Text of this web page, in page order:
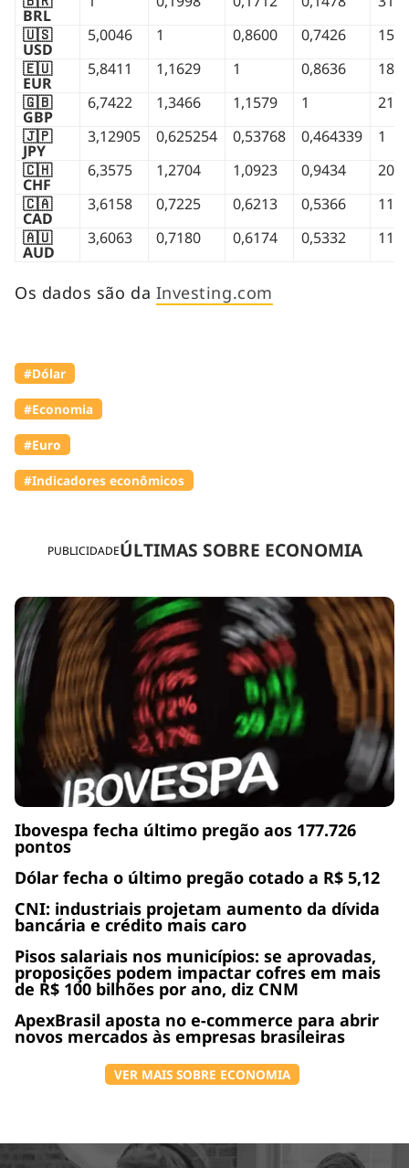
PUBLICIDADEÚLTIMAS SOBRE ECONOMIA
Ibovespa fecha último pregão aos 177.726
pontos
Dólar fecha o último pregão cotado a R$ 5,12
CNI: industriais projetam aumento da dívida
bancária e crédito mais caro
Pisos salariais nos municípios: se aprovadas,
proposições podem impactar cofres em mais
de R$ 100 bilhões por ano, diz CNM
ApexBrasil aposta no e-commerce para abrir
novos mercados às empresas brasileiras
VER MAIS SOBRE ECONOMIA
BRL
🇺🇸
USD
5,0046 1 0,8600 0,7426
🇪🇺
EUR
5,8411 1,1629 1 0,8636
🇬🇧
GBP
6,7422 1,3466 1,1579 1
🇯🇵
JPY
3,12905 0,625254 0,53768 0,464339
1
🇨🇭
CHF
6,3575 1,2704 1,0923 0,9434
🇨🇦
CAD
3,6158 0,7225 0,6213 0,5366
🇦🇺
AUD
3,6063 0,7180 0,6174 0,5332
Os dados são da Investing.com
#Dólar
#Economia
#Euro
#Indicadores econômicos